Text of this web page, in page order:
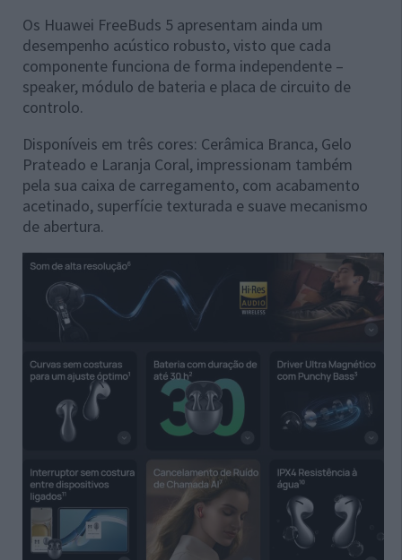
Os Huawei FreeBuds 5 apresentam ainda um
desempenho acústico robusto, visto que cada
componente funciona de forma independente –
speaker, módulo de bateria e placa de circuito de
controlo.
Disponíveis em três cores: Cerâmica Branca, Gelo
Prateado e Laranja Coral, impressionam também
pela sua caixa de carregamento, com acabamento
acetinado, superfície texturada e suave mecanismo
de abertura.